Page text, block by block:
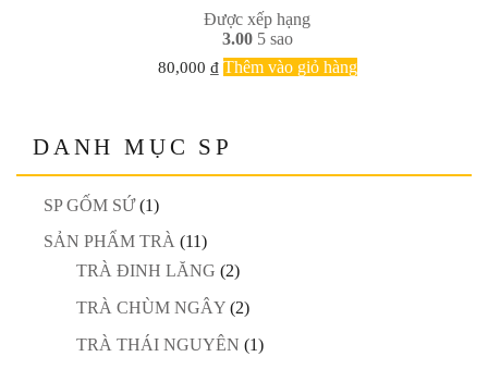
Được xếp hạng
3.005 sao
80,000 ₫ Thêm vào giỏ hàng
DANH MỤC SP
SP GỐM SỨ (1)
SẢN PHẨM TRÀ (11)
TRÀ ĐINH LĂNG (2)
TRÀ CHÙM NGÂY (2)
TRÀ THÁI NGUYÊN (1)